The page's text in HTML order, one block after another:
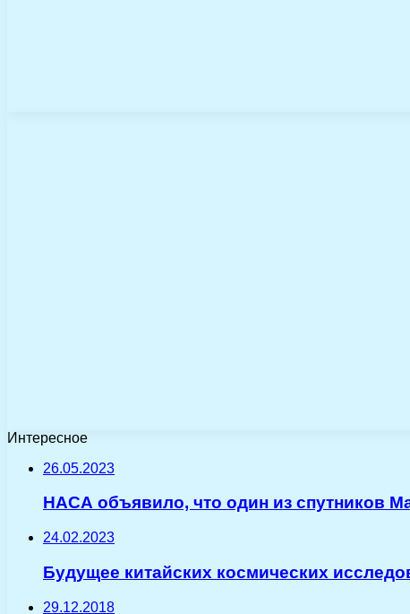
Интересное
26.05.2023
НАСА объявило, что один из спутников
24.02.2023
Будущее китайских космических
29.12.2018